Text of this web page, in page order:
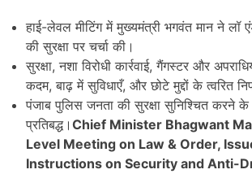
हाई-लेवल मीटिंग में मुख्यमंत्री भगवंत मान ने लॉ
की सुरक्षा पर चर्चा की।
सुरक्षा, नशा विरोधी कार्रवाई, गैंगस्टर और
कदम, बाढ़ में सुविधाएँ, और छोटे मुद्दों के त्वरित
पंजाब पुलिस जनता की सुरक्षा सुनिश्चित करने के
प्रतिबद्ध। Chief Minister Bhagwant
Level Meeting on Law & Order,
Instructions on Security and Anti-